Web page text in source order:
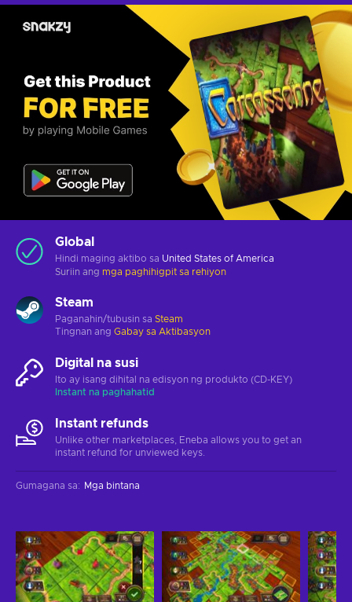
Global
Hindi maging aktibo sa United States of America
Suriin ang mga paghihigpit sa rehiyon
Steam
Paganahin/tubusin sa Steam
Tingnan ang Gabay sa Aktibasyon
Digital na susi
Ito ay isang dihital na edisyon ng produkto (CD-KEY)
Instant na paghahatid
Instant refunds
Unlike other marketplaces, Eneba allows you to get an
instant refund for unviewed keys.
Gumagana sa: Mga bintana